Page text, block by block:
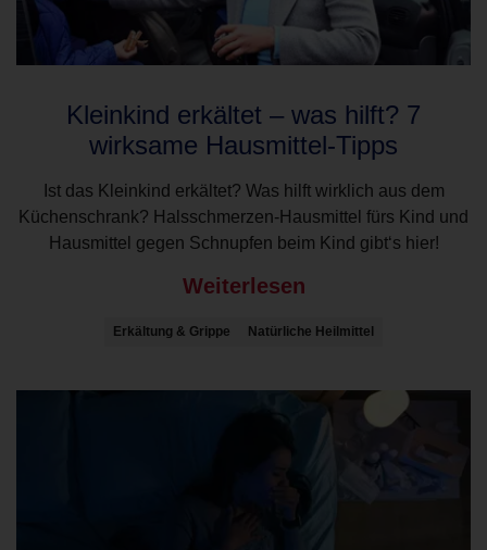
Kleinkind erkältet – was hilft? 7
wirksame Hausmittel-Tipps
Ist das Kleinkind erkältet? Was hilft wirklich aus dem
Küchenschrank? Halsschmerzen-Hausmittel fürs Kind und
Hausmittel gegen Schnupfen beim Kind gibt‘s hier!
Weiterlesen
Erkältung & Grippe Natürliche Heilmittel